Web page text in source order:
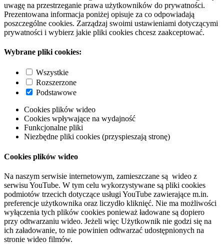
uwagę na przestrzeganie prawa użytkowników do prywatności.
Prezentowana informacja poniżej opisuje za co odpowiadają
poszczególne cookies. Zarządzaj swoimi ustawieniami dotyczącymi
prywatności i wybierz jakie pliki cookies chcesz zaakceptować.
Wybrane pliki cookies:
Wszystkie
Rozszerzone
Podstawowe
Cookies plików wideo
Cookies wpływające na wydajność
Funkcjonalne pliki
Niezbędne pliki cookies (przyspieszają stronę)
Cookies plików wideo
Na naszym serwisie internetowym, zamieszczane są wideo z
serwisu YouTube. W tym celu wykorzystywane są pliki cookies
podmiotów trzecich dotyczące usługi YouTube zawierające m.in.
preferencje użytkownika oraz liczydło kliknięć. Nie ma możliwości
wyłączenia tych plików cookies ponieważ ładowane są dopiero
przy odtwarzaniu wideo. Jeżeli więc Użytkownik nie godzi się na
ich załadowanie, to nie powinien odtwarzać udostępnionych na
stronie wideo filmów.